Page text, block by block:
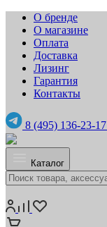
О бренде
О магазине
Оплата
Доставка
Лизинг
Гарантия
Контакты
8 (495) 136-23-17
Каталог